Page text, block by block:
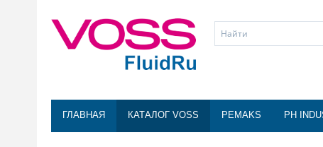
ГЛАВНАЯ КАТАЛОГ VOSS PEMAKS PH